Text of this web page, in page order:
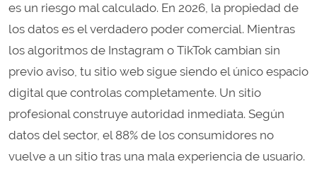
es un riesgo mal calculado. En 2026, la propiedad de
los datos es el verdadero poder comercial. Mientras
los algoritmos de Instagram o TikTok cambian sin
previo aviso, tu sitio web sigue siendo el único espacio
digital que controlas completamente. Un sitio
profesional construye autoridad inmediata. Según
datos del sector, el 88% de los consumidores no
vuelve a un sitio tras una mala experiencia de usuario.